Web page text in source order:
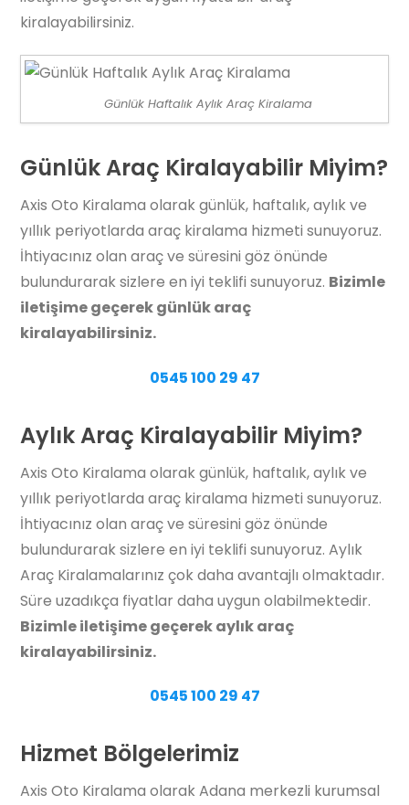
kiralayabilirsiniz.
Günlük Haftalık Aylık Araç Kiralama
Günlük Araç Kiralayabilir Miyim?
Axis Oto Kiralama olarak günlük, haftalık, aylık ve
yıllık periyotlarda araç kiralama hizmeti sunuyoruz.
İhtiyacınız olan araç ve süresini göz önünde
bulundurarak sizlere en iyi teklifi sunuyoruz. Bizimle
iletişime geçerek günlük araç
kiralayabilirsiniz.
0545 100 29 47
Aylık Araç Kiralayabilir Miyim?
Axis Oto Kiralama olarak günlük, haftalık, aylık ve
yıllık periyotlarda araç kiralama hizmeti sunuyoruz.
İhtiyacınız olan araç ve süresini göz önünde
bulundurarak sizlere en iyi teklifi sunuyoruz. Aylık
Araç Kiralamalarınız çok daha avantajlı olmaktadır.
Süre uzadıkça fiyatlar daha uygun olabilmektedir.
Bizimle iletişime geçerek aylık araç
kiralayabilirsiniz.
0545 100 29 47
Hizmet Bölgelerimiz
Axis Oto Kiralama olarak Adana merkezli kurumsal